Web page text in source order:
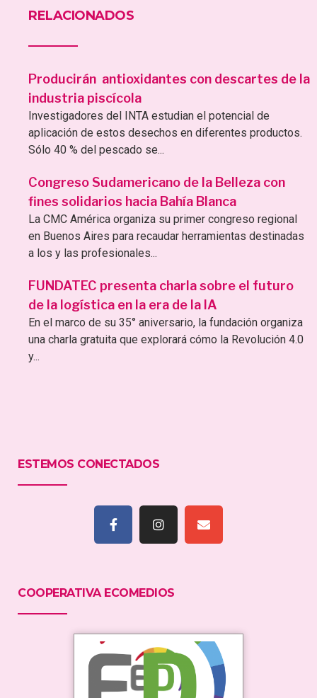
RELACIONADOS
Producirán antioxidantes con descartes de la
industria piscícola
Investigadores del INTA estudian el potencial de
aplicación de estos desechos en diferentes productos.
Sólo 40 % del pescado se...
Congreso Sudamericano de la Belleza con
fines solidarios hacia Bahía Blanca
La CMC América organiza su primer congreso regional
en Buenos Aires para recaudar herramientas destinadas
a los y las profesionales...
FUNDATEC presenta charla sobre el futuro
de la logística en la era de la IA
En el marco de su 35° aniversario, la fundación organiza
una charla gratuita que explorará cómo la Revolución 4.0
y...
ESTEMOS CONECTADOS
COOPERATIVA ECOMEDIOS